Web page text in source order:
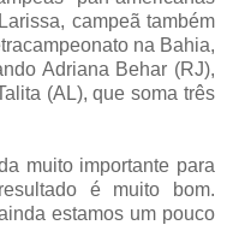
campeã também
na Bahia,
Adriana Behar (RJ),
(AL), que soma três
muito importante para
é muito bom.
estamos um pouco